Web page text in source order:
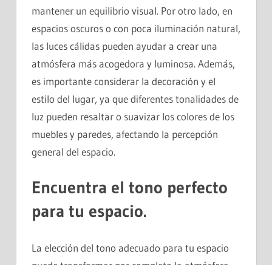
mantener un equilibrio visual. Por otro lado, en
espacios oscuros o con poca iluminación natural,
las luces cálidas pueden ayudar a crear una
atmósfera más acogedora y luminosa. Además,
es importante considerar la decoración y el
estilo del lugar, ya que diferentes tonalidades de
luz pueden resaltar o suavizar los colores de los
muebles y paredes, afectando la percepción
general del espacio.
Encuentra el tono perfecto
para tu espacio.
La elección del tono adecuado para tu espacio